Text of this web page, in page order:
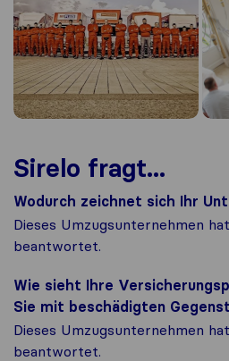
Sirelo fragt...
Wodurch zeichnet sich Ihr
Dieses Umzugsunternehmen
beantwortet.
Wie sieht Ihre
Sie mit beschädigten
Dieses Umzugsunternehmen
beantwortet.